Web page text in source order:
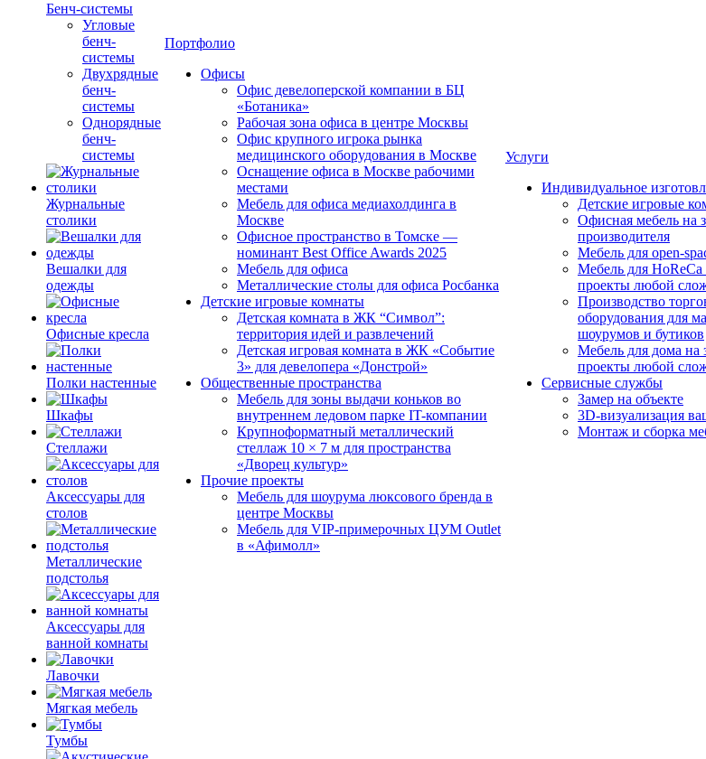
Бенч-системы
Угловые
бенч-
системы
Двухрядные
бенч-
системы
Однорядные
бенч-
системы
Журнальные
столики
Вешалки для
одежды
Офисные кресла
Полки настенные
Шкафы
Стеллажи
Аксессуары для
столов
Металлические
подстолья
Аксессуары для
ванной комнаты
Лавочки
Мягкая мебель
Тумбы
Портфолио
Офисы
Офис девелоперской компании в БЦ
«Ботаника»
Рабочая зона офиса в центре Москвы
Офис крупного игрока рынка
медицинского оборудования в Москве
Оснащение офиса в Москве рабочими
местами
Мебель для офиса медиахолдинга в
Москве
Офисное пространство в Томске —
номинант Best Office Awards 2025
Мебель для офиса
Металлические столы для офиса Росбанка
Детские игровые комнаты
Детская комната в ЖК “Символ”:
территория идей и развлечений
Детская игровая комната в ЖК «Событие
3» для девелопера «Донстрой»
Общественные пространства
Мебель для зоны выдачи коньков во
внутреннем ледовом парке IT-компании
Крупноформатный металлический
стеллаж 10 × 7 м для пространства
«Дворец культур»
Прочие проекты
Мебель для шоурума люксового бренда в
центре Москвы
Мебель для VIP-примерочных ЦУМ Outlet
в «Афимолл»
Услуги
Индивидуальное
Детские игровые
Офисная мебель на
производителя
Мебель для open-
Мебель для
проекты любой
Производство
оборудования для
шоурумов и бутиков
Мебель для дома на
проекты любой
Сервисные службы
Замер на объекте
3D-визуализация
Монтаж и сборка